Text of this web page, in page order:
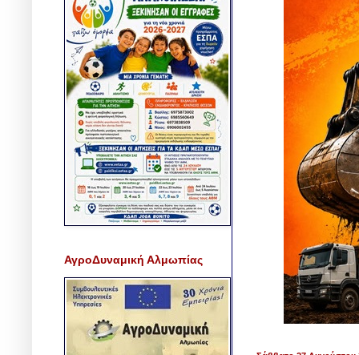
ΑγροΔυναμική Αλμωπίας